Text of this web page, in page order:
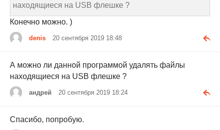
находящиеся на USB флешке ?
Конечно можно. )
denis 20 сентября 2019 18:48
А можно ли данной программой удалять файлы
находящиеся на USB флешке ?
андрей 20 сентября 2019 18:24
Спасибо, попробую.